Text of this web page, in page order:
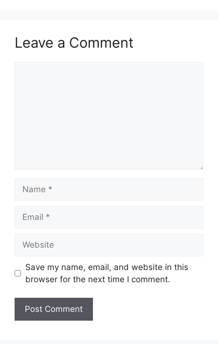
Leave a Comment
Save my name, email, and website in this
browser for the next time I comment.